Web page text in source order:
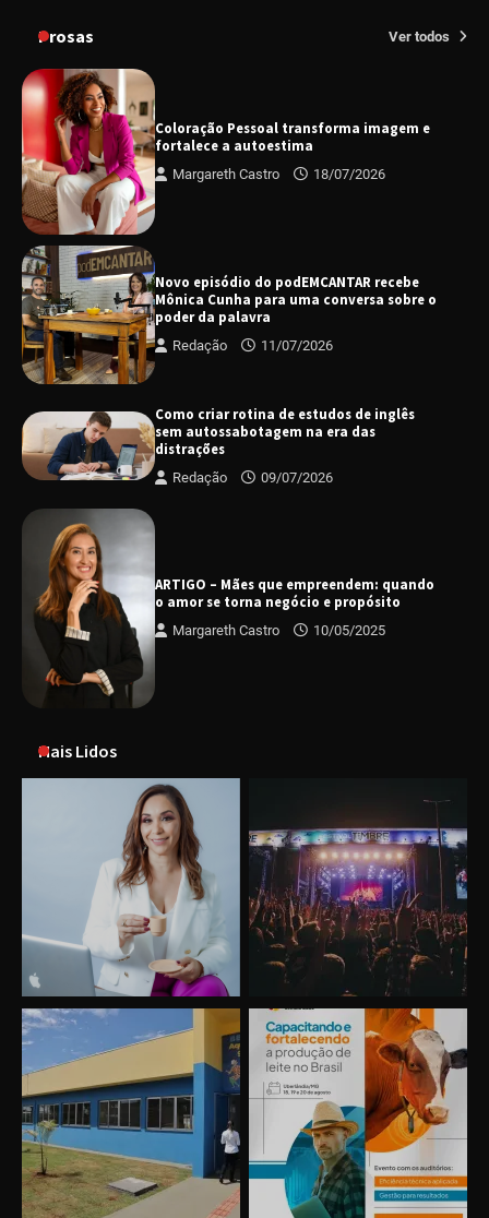
Prosas Ver todos
Coloração Pessoal transforma imagem e
fortalece a autoestima
Margareth Castro 18/07/2026
Novo episódio do podEMCANTAR recebe
Mônica Cunha para uma conversa sobre o
poder da palavra
Redação 11/07/2026
Como criar rotina de estudos de inglês
sem autossabotagem na era das
distrações
Redação 09/07/2026
ARTIGO – Mães que empreendem: quando
o amor se torna negócio e propósito
Margareth Castro 10/05/2025
Mais Lidos